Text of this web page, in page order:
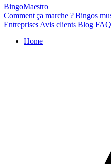
BingoMaestro
Comment ça marche ? Bingos
Entreprises Avis clients Blog FAQ
Home